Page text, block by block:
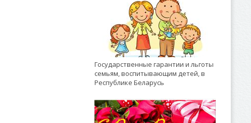
Государственные гарантии и льготы
семьям, воспитывающим детей, в
Республике Беларусь